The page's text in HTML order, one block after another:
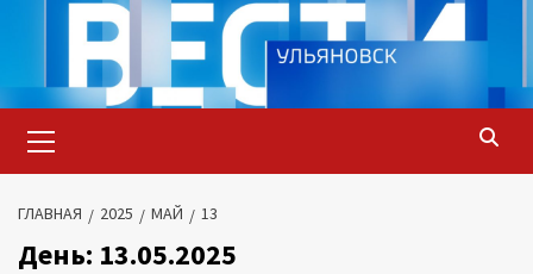
содержимому
меню
ГЛАВНАЯ 2025 МАЙ 13
День: 13.05.2025